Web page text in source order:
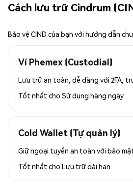
Cách lưu trữ Cindrum
Bảo vệ CIND của bạn với hướng dẫn
Ví Phemex (Custodial)
Lưu trữ an toàn, dễ dàng với 2FA,
Tốt nhất cho Sử dụng hàng ngày
Cold Wallet (Tự quản lý)
Giữ ngoại tuyến an toàn với bảo
Tốt nhất cho Lưu trữ dài hạn